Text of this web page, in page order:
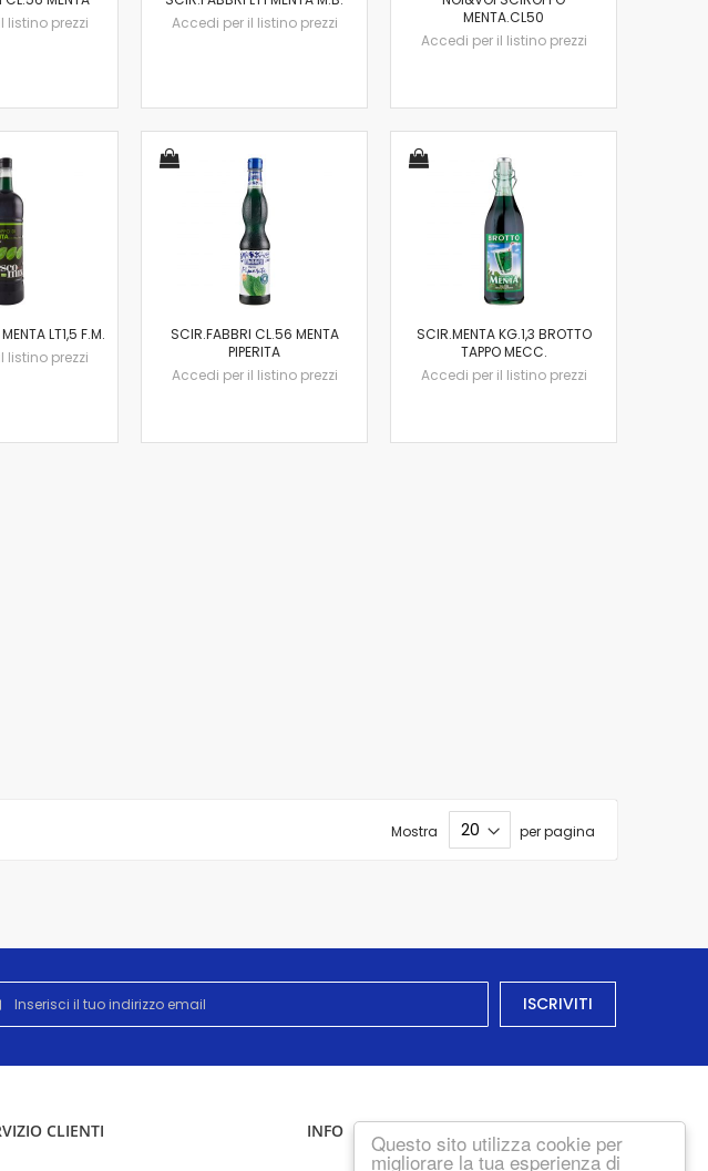
Questo sito utilizza cookie per
migliorare la tua esperienza di
listino prezzi
Accedi per il listino prezzi
MENTA.CL50
Accedi per il listino prezzi
LT1,5 F.M.
listino prezzi
SCIR.FABBRI CL.56 MENTA
PIPERITA
Accedi per il listino prezzi
SCIR.MENTA KG.1,3 BROTTO
TAPPO MECC.
Accedi per il listino prezzi
Mostra per pagina
ISCRIVITI
CLIENTI INFO